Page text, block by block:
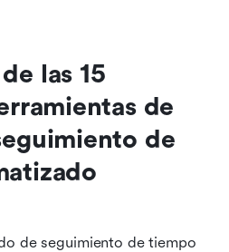
las 15
de
de
de seguimiento de tiempo